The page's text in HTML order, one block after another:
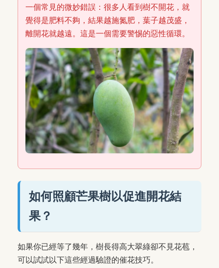
一個常見的微妙錯誤：很多人看到樹不開花，就
覺得是肥料不夠，結果越施氮肥，葉子越茂盛，
離開花就越遠。這是一個需要警惕的惡性循環。
如何照顧芒果樹以促進開花結
果？
如果你已經等了幾年，樹長得高大翠綠卻不見花苞，
可以試試以下這些經過驗證的催花技巧。